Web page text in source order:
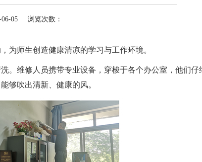
05 浏览次数：
为师生创造健康清凉的学习与工作环境。
。维修人员携带专业设备，穿梭于各个办公室，他们仔
够吹出清新、健康的风。